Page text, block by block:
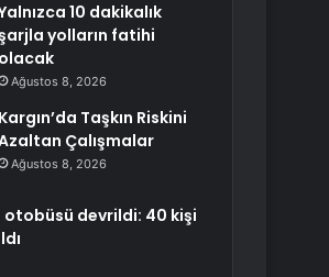
10 dakikalık
yolların fatihi
olacak
Ağustos 8, 2026
Kargın’da Taşkın Riskini
Çalışmalar
Ağustos 8, 2026
otobüsü devrildi: 40 kişi